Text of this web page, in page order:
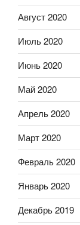
Август 2020
Июль 2020
Июнь 2020
Май 2020
Апрель 2020
Март 2020
Февраль 2020
Январь 2020
Декабрь 2019